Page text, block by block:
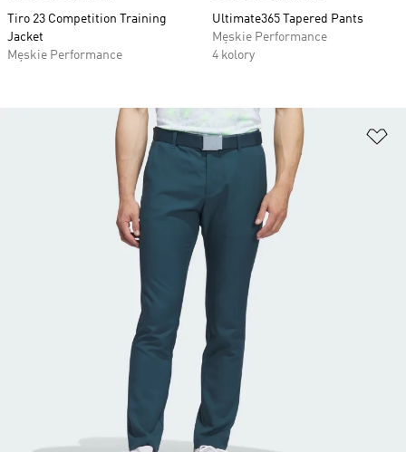
Tiro 23 Competition Training
Jacket
Męskie Performance
Ultimate365 Tapered Pants
Męskie Performance
4 kolory